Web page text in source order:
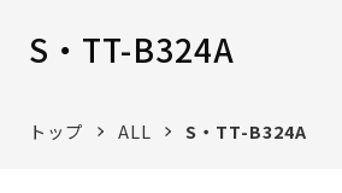
S・TT-B324A
トップ ALL S・TT-B324A